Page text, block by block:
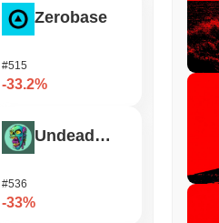
Zerobase
#515
-33.2%
Undeads Games
#536
-33%